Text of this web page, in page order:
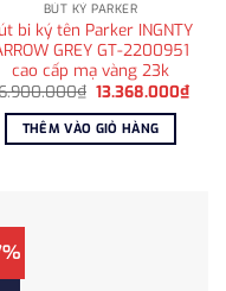
BÚT KÝ PARKER
bi ký tên Parker INGNTY
GREY GT-2200951
cao cấp mạ vàng 23k
₫ Giá
là:
16.900.000₫.
13.368.000₫Giá
THÊM VÀO GIỎ HÀNG